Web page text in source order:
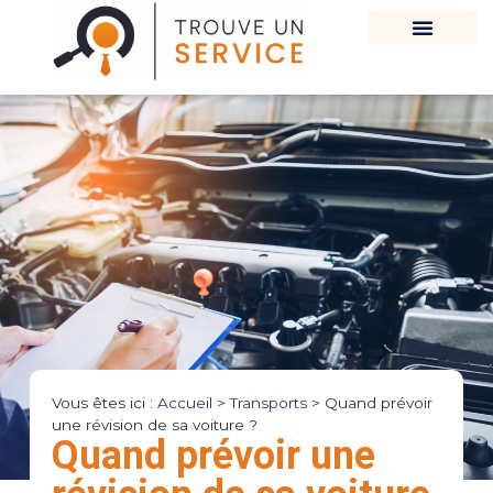
Vous êtes ici : Accueil >Transports> Quand prévoir
une révision de sa voiture ?
Quand prévoir une